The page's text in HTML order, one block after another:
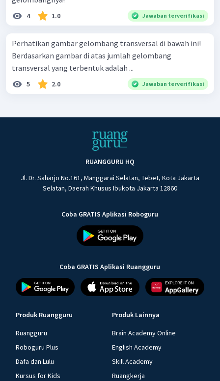
4 1.0 Jawaban terverifikasi
Perhatikan gambar gelombang transversal di bawah ini!
Berdasarkan gambar di atas jumlah gelombang
transversal yang terbentuk adalah ...
5 2.0 Jawaban terverifikasi
RUANGGURU HQ
Jl. Dr. Saharjo No.161, Manggarai Selatan, Tebet, Kota Jakarta
Selatan, Daerah Khusus Ibukota Jakarta 12860
Coba GRATIS Aplikasi Roboguru
Coba GRATIS Aplikasi Ruangguru
Produk Ruangguru
Ruangguru
Roboguru Plus
Dafa dan Lulu
Kursus for Kids
Produk Lainnya
Brain Academy Online
English Academy
Skill Academy
Ruangkerja